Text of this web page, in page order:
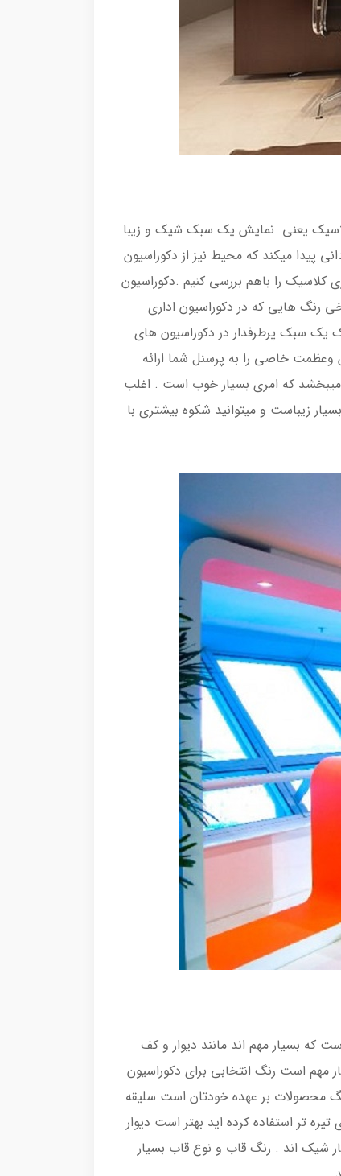
یعنی نمایش یک سبک شیک و زیبا
پیدا میکند که محیط نیز از دکوراسیون
کلاسیک را باهم بررسی کنیم .دکوراسیون
رنگ هایی که در دکوراسیون اداری
یک سبک پرطرفدار در دکوراسیون های
خاصی را به پرسنل شما ارائه
که امری بسیار خوب است . اغلب
زیباست و میتوانید شکوه بیشتری با
که بسیار مهم اند مانند دیوار و کف
مهم است رنگ انتخابی برای دکوراسیون
محصولات بر عهده خودتان است سلیقه
تر استفاده کرده اید بهتر است دیوار
شیک اند . رنگ قاب و نوع قاب بسیار